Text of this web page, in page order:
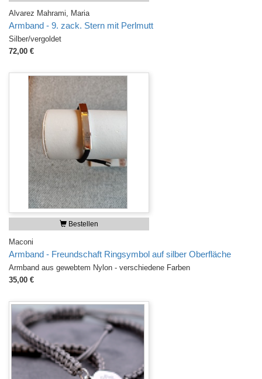
Alvarez Mahrami, Maria
Armband - 9. zack. Stern mit Perlmutt
Silber/vergoldet
72,00 €
Bestellen
Maconi
Armband - Freundschaft Ringsymbol auf silber Oberfläche
Armband aus gewebtem Nylon - verschiedene Farben
35,00 €